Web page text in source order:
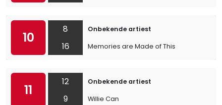
10
8
16
Onbekende artiest
Memories are Made of This
11
12
9
Onbekende artiest
Willie Can